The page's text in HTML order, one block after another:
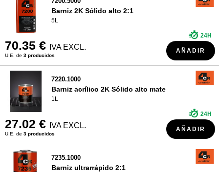
Barniz 2K Sólido alto 2:1
5L
70.35 € IVA EXCL.
U.E. de 3 producidos
24H
AÑADIR
7220.1000
Barniz acrílico 2K Sólido alto mate
1L
27.02 € IVA EXCL.
U.E. de 3 producidos
24H
AÑADIR
7235.1000
Barniz ultrarrápido 2:1